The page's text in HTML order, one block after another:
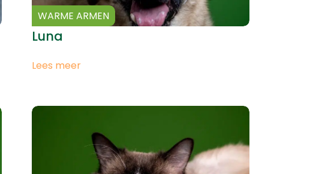
WARME ARMEN
Luna
Lees meer